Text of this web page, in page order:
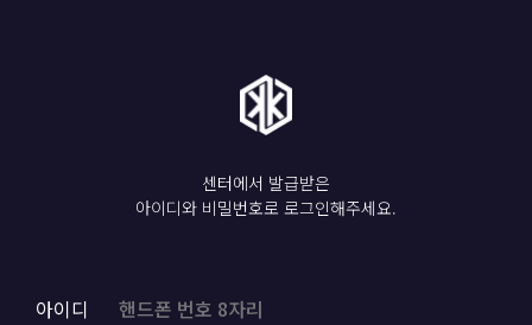
센터에서 발급받은
아이디와 비밀번호로 로그인해주세요.
아이디